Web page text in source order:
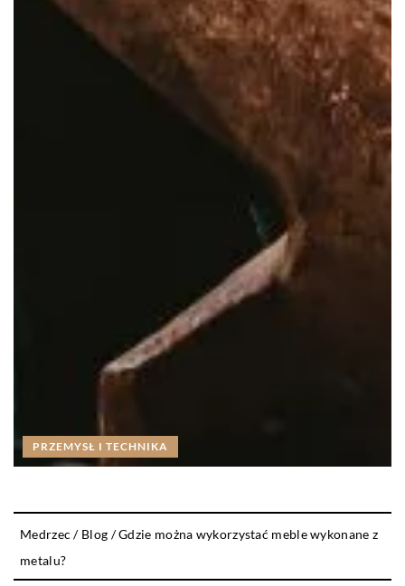
PRZEMYSŁ I TECHNIKA
Medrzec / Blog /Gdzie można wykorzystać meble wykonane z
metalu?